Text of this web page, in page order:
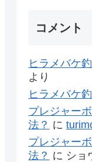
コメント
ヒラメバケ
より
ヒラメバケ
プレジャー
法？ に
プレジャー
法？ に ショ